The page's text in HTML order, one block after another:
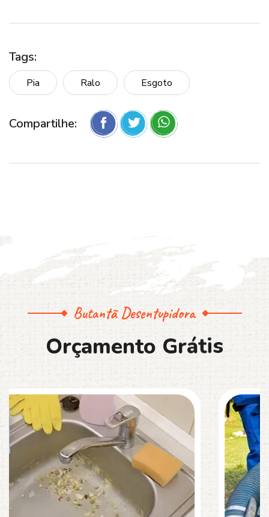
Tags:
Pia Ralo Esgoto
Compartilhe:
Butantã Desentupidora
Orçamento Grátis